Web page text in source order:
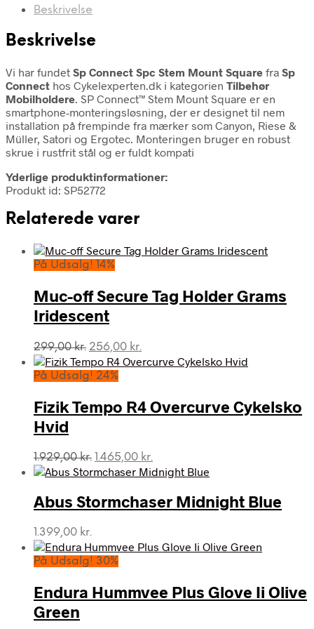
Beskrivelse
Beskrivelse
Vi har fundet Sp Connect Spc Stem Mount Square fra Sp
Connect hos Cykelexperten.dk i kategorien Tilbehør
Mobilholdere. SP Connect™ Stem Mount Square er en
smartphone-monteringsløsning, der er designet til nem
installation på frempinde fra mærker som Canyon, Riese &
Müller, Satori og Ergotec. Monteringen bruger en robust
skrue i rustfrit stål og er fuldt kompati
Yderlige produktinformationer:
Produkt id: SP52772
Relaterede varer
På Udsalg! 14%
Muc-off Secure Tag Holder Grams
Iridescent
299,00kr. Den
oprindelige
pris
299,00 kr..
256,00 kr.
aktuelle
256,00 kr..
På Udsalg! 24%
Fizik Tempo R4 Overcurve Cykelsko
Hvid
1.929,00kr. Den
oprindelige
var:
1.929,00 kr..
1.465,00 kr.
aktuelle
er:
1.465,00 kr..
Abus Stormchaser Midnight Blue
1.399,00 kr.
På Udsalg! 30%
Endura Hummvee Plus Glove Ii Olive
Green